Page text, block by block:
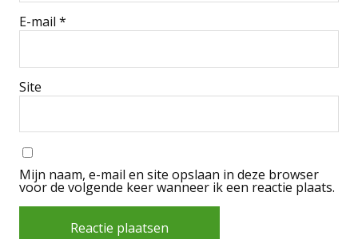
E-mail *
Site
Mijn naam, e-mail en site opslaan in deze browser
voor de volgende keer wanneer ik een reactie plaats.